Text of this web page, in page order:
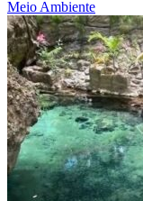
Meio Ambiente